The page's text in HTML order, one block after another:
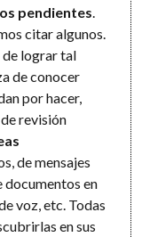
pendientes
citar algunos.
de lograr tal
de conocer
por hacer,
revisión
de mensajes
documentos en
voz, etc. Todas
en sus